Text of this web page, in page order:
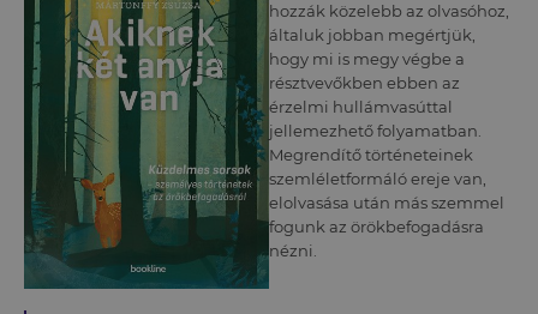
hozzák közelebb az olvasóhoz,
általuk jobban megértjük,
hogy mi is megy végbe a
résztvevőkben ebben az
érzelmi hullámvasúttal
jellemezhető folyamatban.
Megrendítő történeteinek
szemléletformáló ereje van,
elolvasása után más szemmel
fogunk az örökbefogadásra
nézni.